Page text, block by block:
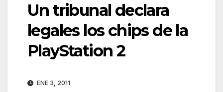
Un tribunal declara
legales los chips de la
PlayStation 2
ENE 3, 2011